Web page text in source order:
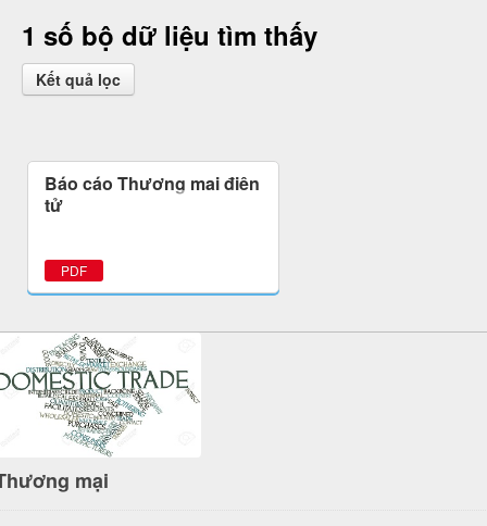
1 số bộ dữ liệu tìm thấy
Kết quả lọc
Báo cáo Thương mại điện
tử
PDF
mại